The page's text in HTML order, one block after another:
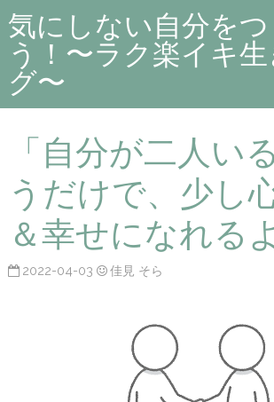
気にしない自分をつ
う！〜ラク楽イキ生
グ〜
「自分が二人い
うだけで、少し
＆幸せになれるよ
2022-04-03 佳見 そら